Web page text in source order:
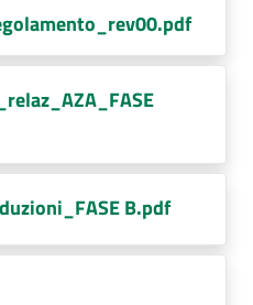
B.pdf